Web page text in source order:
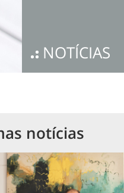
NOTÍCIAS
notícias